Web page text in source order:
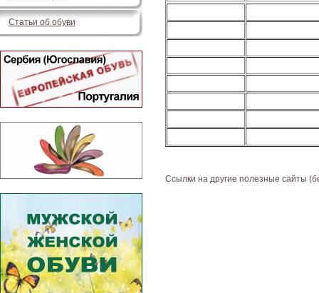
Статьи об обуви
Ссылки на другие полезные сайты